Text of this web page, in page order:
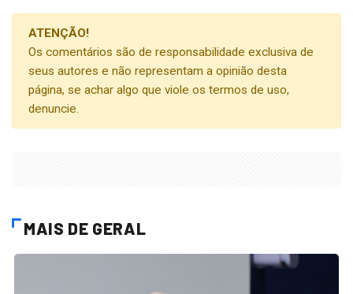
ATENÇÃO!
Os comentários são de responsabilidade exclusiva de
seus autores e não representam a opinião desta
página, se achar algo que viole os termos de uso,
denuncie.
MAIS DE GERAL